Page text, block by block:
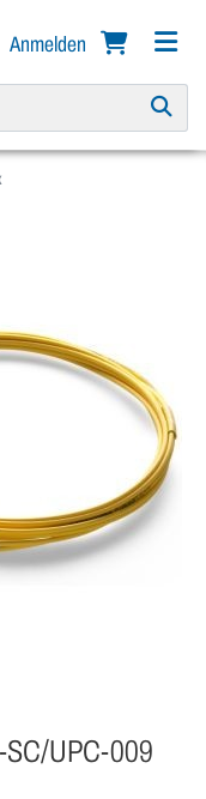
Anmelden
SC/UPC-009